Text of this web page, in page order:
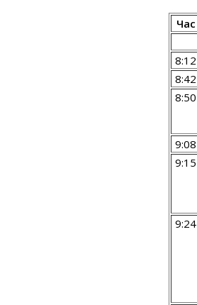
Час
8:12
8:42
8:50
9:08
9:15
9:24